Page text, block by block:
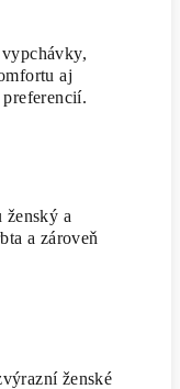
aj
ženský a
a zároveň
ženské